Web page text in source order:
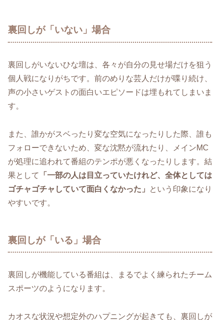
裏回しが「いない」場合
裏回しがいないひな壇は、各々が自分の見せ場だけを狙う
個人戦になりがちです。前のめりな芸人だけが喋り続け、
声の小さいゲストの面白いエピソードは埋もれてしまいま
す。
また、誰かがスベったり変な空気になったりした際、誰も
フォローできないため、変な沈黙が流れたり、メインMC
が処理に追われて番組のテンポが悪くなったりします。結
果として
「一部の人は目立っていたけれど、全体としては
ゴチャゴチャしていて面白くなかった」
という印象になり
やすいです。
裏回しが「いる」場合
裏回しが機能している番組は、まるでよく練られたチーム
スポーツのようになります。
カオスな状況や想定外のハプニングが起きても、裏回しが